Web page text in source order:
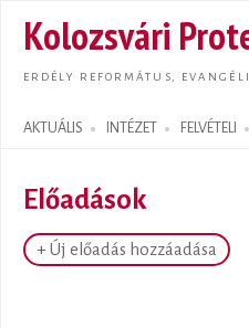
Kolozsvári
ERDÉLY REFORMÁTUS,
AKTUÁLIS INTÉZET FELVÉTELI
Search form
Előadások
+ Új előadás hozzáadása